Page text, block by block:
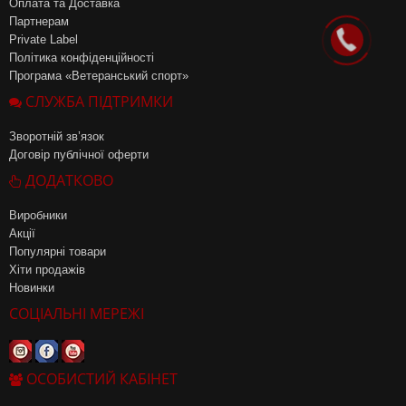
Оплата та Доставка
Партнерам
Private Label
Політика конфіденційності
Програма «Ветеранський спорт»
СЛУЖБА ПІДТРИМКИ
Зворотній зв’язок
Договір публічної оферти
ДОДАТКОВО
Виробники
Акції
Популярні товари
Хіти продажів
Новинки
СОЦІАЛЬНІ МЕРЕЖІ
ОСОБИСТИЙ КАБІНЕТ